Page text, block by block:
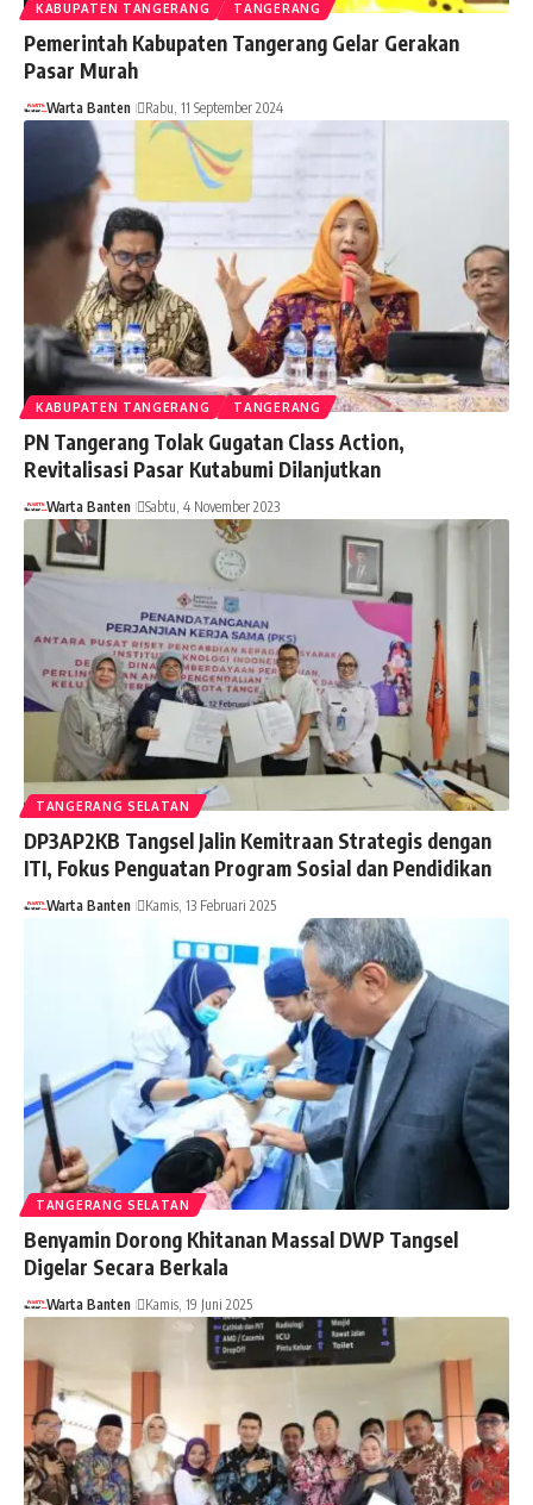
KABUPATEN TANGERANG TANGERANG
Pemerintah Kabupaten Tangerang Gelar Gerakan
Pasar Murah
Warta Banten Rabu, 11 September 2024
KABUPATEN TANGERANG TANGERANG
PN Tangerang Tolak Gugatan Class Action,
Revitalisasi Pasar Kutabumi Dilanjutkan
Warta Banten Sabtu, 4 November 2023
TANGERANG SELATAN
DP3AP2KB Tangsel Jalin Kemitraan Strategis dengan
ITI, Fokus Penguatan Program Sosial dan Pendidikan
Warta Banten Kamis, 13 Februari 2025
TANGERANG SELATAN
Benyamin Dorong Khitanan Massal DWP Tangsel
Digelar Secara Berkala
Warta Banten Kamis, 19 Juni 2025